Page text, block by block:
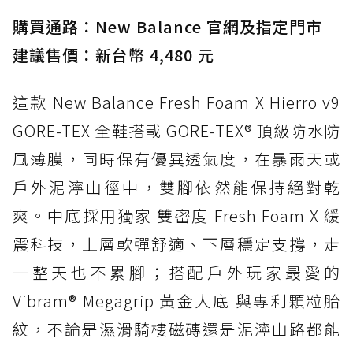
購買通路：New Balance 官網及指定門市
建議售價：新台幣 4,480 元
這款 New Balance Fresh Foam X Hierro v9
GORE-TEX 全鞋搭載 GORE-TEX® 頂級防水防
風薄膜，同時保有優異透氣度，在暴雨天或
戶外泥濘山徑中，雙腳依然能保持絕對乾
爽。中底採用獨家 雙密度 Fresh Foam X 緩
震科技，上層軟彈舒適、下層穩定支撐，走
一整天也不累腳；搭配戶外玩家最愛的
Vibram® Megagrip 黃金大底 與專利顆粒胎
紋，不論是濕滑騎樓磁磚還是泥濘山路都能